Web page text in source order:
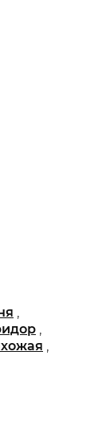
,
,
,